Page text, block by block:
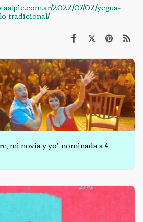
2022/07/02/yegua-
tradicional/
mi novia y yo" nominada a 4